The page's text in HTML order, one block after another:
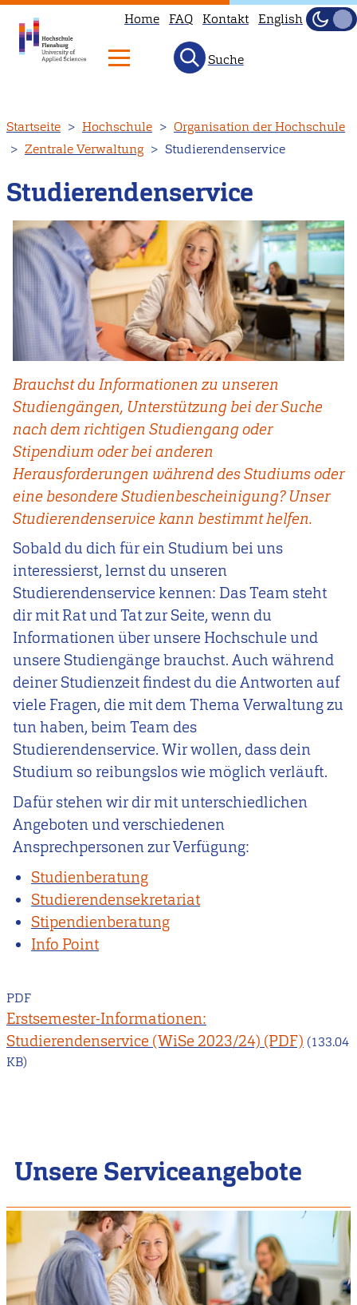
zum
Inhalt
Home FAQ Kontakt English
Hell
Suche
Startseite Hochschule
Organisation der Hochschule
Zentrale Verwaltung
Studierendenservice
Studierendenservice
Brauchst du Informationen zu unseren
Studiengängen, Unterstützung bei der Suche
nach dem richtigen Studiengang oder
Stipendium oder bei anderen
Herausforderungen während des Studiums oder
eine besondere Studienbescheinigung? Unser
Studierendenservice kann bestimmt helfen.
Sobald du dich für ein Studium bei uns
interessierst, lernst du unseren
Studierendenservice kennen: Das Team steht
dir mit Rat und Tat zur Seite, wenn du
Informationen über unsere Hochschule und
unsere Studiengänge brauchst. Auch während
deiner Studienzeit findest du die Antworten auf
viele Fragen, die mit dem Thema Verwaltung zu
tun haben, beim Team des
Studierendenservice. Wir wollen, dass dein
Studium so reibungslos wie möglich verläuft.
Dafür stehen wir dir mit unterschiedlichen
Angeboten und verschiedenen
Ansprechpersonen zur Verfügung:
Studienberatung
Studierendensekretariat
Stipendienberatung
Info Point
PDF
Erstsemester-Informationen:
Studierendenservice (WiSe 2023/24)
(133.04
KB)
Unsere Serviceangebote